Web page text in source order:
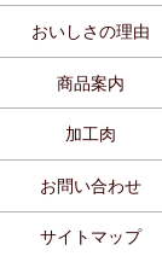
おいしさの理由
商品案内
加工肉
お問い合わせ
サイトマップ